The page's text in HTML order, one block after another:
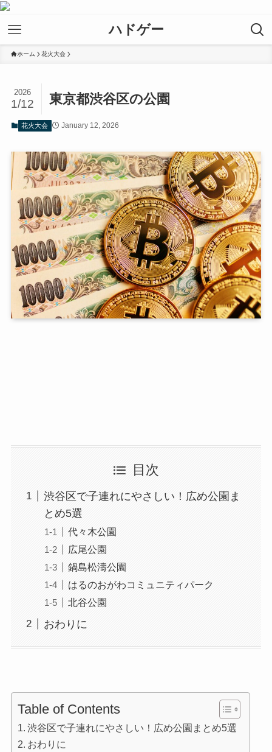
ハドゲー
ホーム 花火大会
東京都渋谷区の公園
2026
1/12
花火大会 January 12, 2026
目次
渋谷区で子連れにやさしい！広め公園ま
とめ5選
代々木公園
広尾公園
鍋島松濤公園
はるのおがわコミュニティパーク
北谷公園
おわりに
Table of Contents
渋谷区で子連れにやさしい！広め公園まとめ5選
おわりに